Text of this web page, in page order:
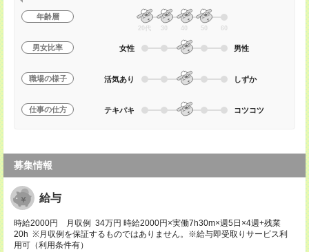
年齢層
20代 30 40 50 60
男女比率 女性 男性
職場の様子 活気あり しずか
仕事の仕方 テキパキ コツコツ
募集情報
給与
時給2000円 月収例 34万円 時給2000円×実働7h30m×週5日×4週+残業
20h ※月収例を保証するものではありません。※給与即受取りサービス利
用可（利用条件有）